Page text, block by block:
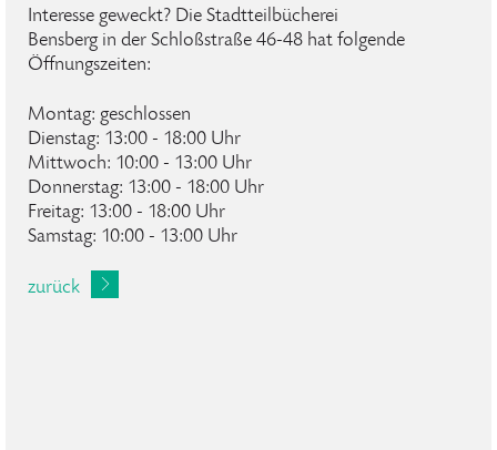
Interesse geweckt? Die Stadtteilbücherei
Bensberg in der Schloßstraße 46-48 hat folgende
Öffnungszeiten:
Montag: geschlossen
Dienstag: 13:00 - 18:00 Uhr
Mittwoch: 10:00 - 13:00 Uhr
Donnerstag: 13:00 - 18:00 Uhr
Freitag: 13:00 - 18:00 Uhr
Samstag: 10:00 - 13:00 Uhr
zurück